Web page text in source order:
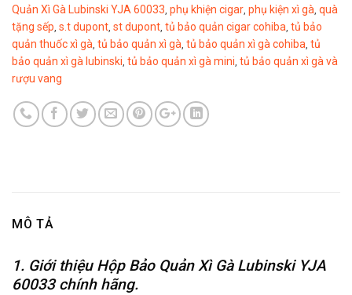
Quản Xì Gà Lubinski YJA 60033, phụ khiện cigar, phụ kiện xì gà, quà
tặng sếp, s.t dupont, st dupont, tủ bảo quản cigar cohiba, tủ bảo
quản thuốc xì gà, tủ bảo quản xì gà, tủ bảo quản xì gà cohiba, tủ
bảo quản xì gà lubinski, tủ bảo quản xì gà mini, tủ bảo quản xì gà và
rượu vang
MÔ TẢ
1. Giới thiệu Hộp Bảo Quản Xì Gà Lubinski YJA
60033 chính hãng.